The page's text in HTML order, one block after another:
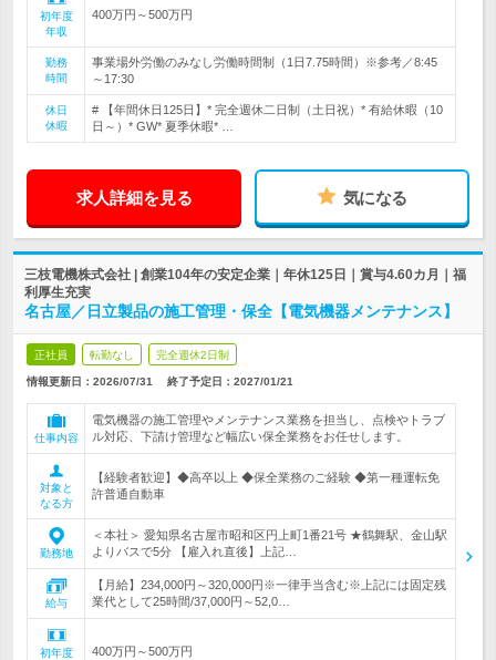
初年度
年収
400万円～500万円
勤務
時間
事業場外労働のみなし労働時間制（1日7.75時間）※参考／8:45
～17:30
休日
休暇
# 【年間休日125日】* 完全週休二日制（土日祝）* 有給休暇（10
日～）* GW* 夏季休暇* …
求人詳細を見る 気になる
三枝電機株式会社 | 創業104年の安定企業｜年休125日｜賞与4.60カ月｜福
利厚生充実
名古屋／日立製品の施工管理・保全【電気機器メンテナンス】
正社員 転勤なし 完全週休2日制
情報更新日：2026/07/31 終了予定日： 2027/01/21
仕事内容
電気機器の施工管理やメンテナンス業務を担当し、点検やトラブ
ル対応、下請け管理など幅広い保全業務をお任せします。
対象と
なる方
【経験者歓迎】◆高卒以上 ◆保全業務のご経験 ◆第一種運転免
許普通自動車
勤務地
＜本社＞ 愛知県名古屋市昭和区円上町1番21号 ★鶴舞駅、金山駅
よりバスで5分 【雇入れ直後】上記…
給与
【月給】234,000円～320,000円※一律手当含む※上記には固定残
業代として25時間/37,000円～52,0…
初年度
400万円～500万円